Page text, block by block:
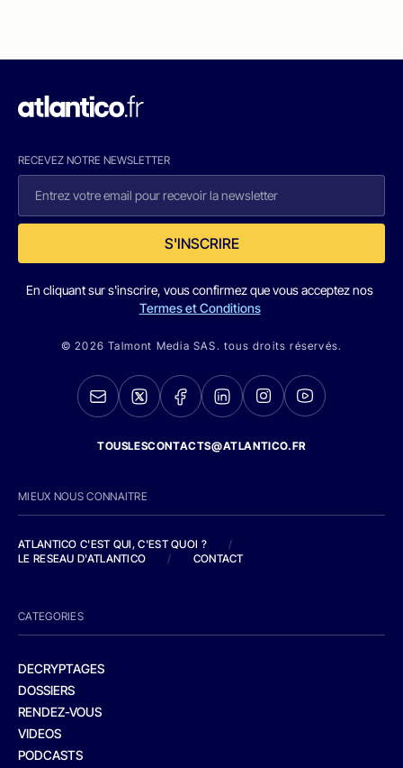
RECEVEZ NOTRE NEWSLETTER
S'INSCRIRE
En cliquant sur s'inscrire, vous confirmez que vous acceptez nos
Termes et Conditions
© 2026 Talmont Media SAS. tous droits réservés.
TOUSLESCONTACTS@ATLANTICO.FR
MIEUX NOUS CONNAITRE
ATLANTICO C'EST QUI, C'EST QUOI ?
/
LE RESEAU D'ATLANTICO
/ CONTACT
CATEGORIES
DECRYPTAGES
DOSSIERS
RENDEZ-VOUS
VIDEOS
PODCASTS